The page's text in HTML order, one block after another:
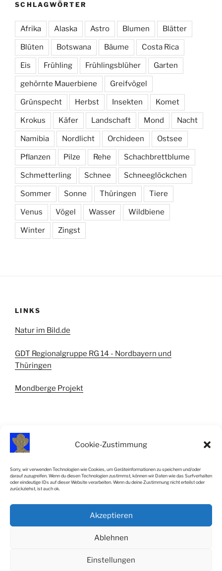
Cookie-Zustimmung
Sorry, wir verwenden Technologien wie Cookies, um Geräteinformationen zu speichern und/oder
darauf zuzugreifen. Wenn du diesen Technologien zustimmst, können wir Daten wie das Surfverhalten
oder eindeutige IDs auf dieser Website verarbeiten. Wenn du deine Zustimmung nicht erteilst oder
zurückziehst, ist auch ok.
Akzeptieren
Ablehnen
Einstellungen
SCHLAGWÖRTER
Afrika Alaska Astro Blumen Blätter
Blüten Botswana Bäume Costa Rica
Eis Frühling Frühlingsblüher Garten
gehörnte Mauerbiene Greifvögel
Grünspecht Herbst Insekten Komet
Krokus Käfer Landschaft Mond Nacht
Namibia Nordlicht Orchideen Ostsee
Pflanzen Pilze Rehe Schachbrettblume
Schmetterling Schnee Schneeglöckchen
Sommer Sonne Thüringen Tiere
Venus Vögel Wasser Wildbiene
Winter Zingst
LINKS
Natur im Bild.de
GDT Regionalgruppe RG 14 - Nordbayern und
Thüringen
Mondberge Projekt
IMPRESSUM
Impressum